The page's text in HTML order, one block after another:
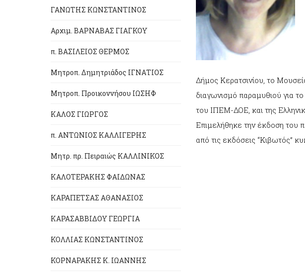
Δήμος Κερατσινίου, το
διαγωνισμό παραμυθιού για
του ΙΠΕΜ-ΔΟΕ, και της
Επιμελήθηκε την έκδοση του
από τις εκδόσεις “Κιβωτός”
ΓΑΝΩΤΗΣ ΚΩΝΣΤΑΝΤΙΝΟΣ
Αρχιμ. ΒΑΡΝΑΒΑΣ ΓΙΑΓΚΟΥ
π. ΒΑΣΙΛΕΙΟΣ ΘΕΡΜΟΣ
Μητροπ. Δημητριάδος ΙΓΝΑΤΙΟΣ
Μητροπ. Προικοννήσου ΙΩΣΗΦ
ΚΑΛΟΣ ΓΙΩΡΓΟΣ
π. ΑΝΤΩΝΙΟΣ ΚΑΛΛΙΓΕΡΗΣ
Μητρ. πρ. Πειραιώς ΚΑΛΛΙΝΙΚΟΣ
ΚΑΛΟΤΕΡΑΚΗΣ ΦΑΙΔΩΝΑΣ
ΚΑΡΑΠΕΤΣΑΣ ΑΘΑΝΑΣΙΟΣ
ΚΑΡΑΣΑΒΒΙΔΟΥ ΓΕΩΡΓΙΑ
ΚΟΛΛΙΑΣ ΚΩΝΣΤΑΝΤΙΝΟΣ
ΚΟΡΝΑΡΑΚΗΣ Κ. ΙΩΑΝΝΗΣ